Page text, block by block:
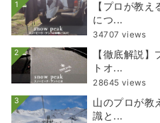
1
【プロが教
につ...
34707 views
2
【徹底解説
トオ...
28645 views
3
山のプロが教
識と...